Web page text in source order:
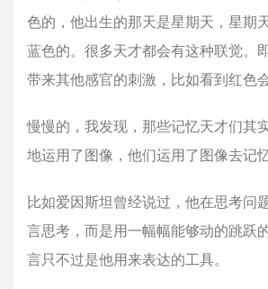
色的，他出生的那天是星期天，星期
蓝色的。很多天才都会有这种联觉。
带来其他感官的刺激，比如看到红色
慢慢的，我发现，那些记忆天才们其
地运用了图像，他们运用了图像去记
比如爱因斯坦曾经说过，他在思考问
言思考，而是用一幅幅能够动的跳跃
言只不过是他用来表达的工具。